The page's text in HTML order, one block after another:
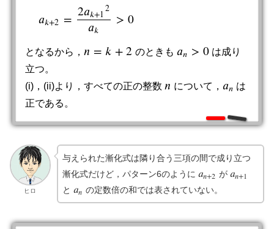
𝑎𝑘+2 = 2𝑎𝑘+12
𝑎𝑘
> 0
ak +2 =2 ak+12ak> 0
となるから， 𝑛 = 𝑘 +2
n =k+ 2 のときも 𝑎𝑛 > 0
an >0
は成り
立つ。
(i)，(ii)より，すべての正の整数 𝑛
n について， 𝑎𝑛
an は
正である。
ヒロ
与えられた漸化式は隣り合う三項の間で成り立つ
漸化式だけど，パターン6のように 𝑎𝑛+2
an+2 が 𝑎𝑛+1
an+1
と 𝑎𝑛
an の定数倍の和では表されていない。